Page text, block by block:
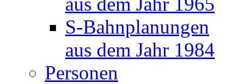
S-Bahnplanungen
aus dem Jahr 1984
Personen